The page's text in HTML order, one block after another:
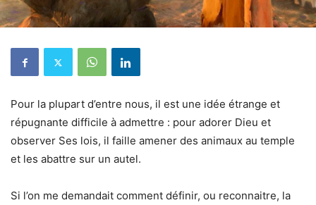
Pour la plupart d’entre nous, il est une idée étrange et
répugnante difficile à admettre : pour adorer Dieu et
observer Ses lois, il faille amener des animaux au temple
et les abattre sur un autel.
Si l’on me demandait comment définir, ou reconnaitre, la